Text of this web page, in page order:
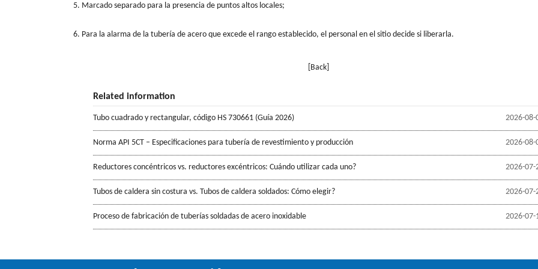
5. Marcado separado para la presencia de puntos altos locales;
6. Para la alarma de la tubería de acero que excede el rango establecido, el personal en el sitio decide si liberarla.
[Back]
Related information
2026-08-
Tubo cuadrado y rectangular, código HS 730661 (Guía 2026)
2026-08-
Norma API 5CT – Especificaciones para tubería de revestimiento y producción
2026-07-
Reductores concéntricos vs. reductores excéntricos: Cuándo utilizar cada uno?
2026-07-
Tubos de caldera sin costura vs. Tubos de caldera soldados: Cómo elegir?
2026-07-
Proceso de fabricación de tuberías soldadas de acero inoxidable